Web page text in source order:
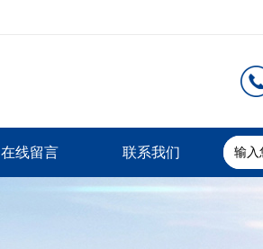
在线留言 联系我们